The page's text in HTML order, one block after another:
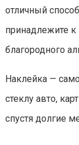
отличный
принадлежите к
благородного
Наклейка —
стеклу авто,
спустя долгие